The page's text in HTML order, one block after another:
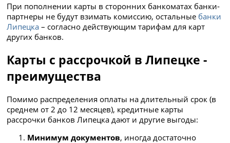
При пополнении карты в сторонних банкоматах банки-
партнеры не будут взимать комиссию, остальные банки
Липецка – согласно действующим тарифам для карт
других банков.
Карты с рассрочкой в Липецке -
преимущества
Помимо распределения оплаты на длительный срок (в
среднем от 2 до 12 месяцев), кредитные карты
рассрочки банков Липецка дают и другие выгоды:
Минимум документов, иногда достаточно